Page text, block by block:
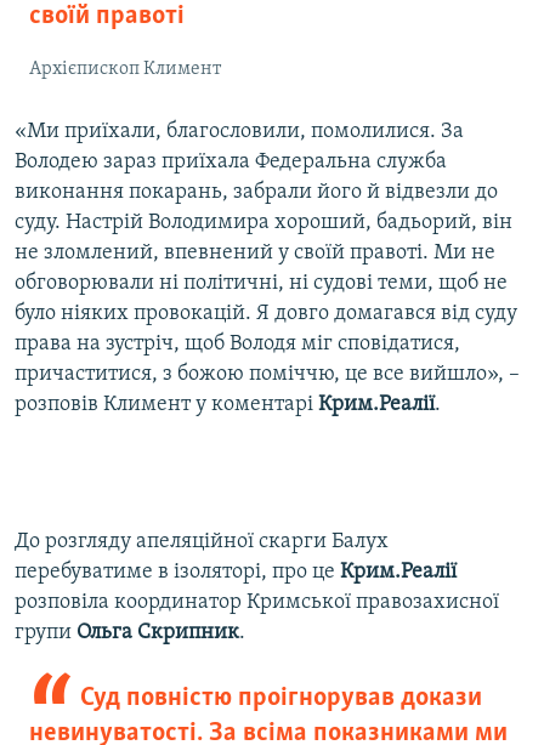
своїй правоті
Архієпископ Климент
«Ми приїхали, благословили, помолилися. За
Володею зараз приїхала Федеральна служба
виконання покарань, забрали його й відвезли до
суду. Настрій Володимира хороший, бадьорий, він
не зломлений, впевнений у своїй правоті. Ми не
обговорювали ні політичні, ні судові теми, щоб не
було ніяких провокацій. Я довго домагався від суду
права на зустріч, щоб Володя міг сповідатися,
причаститися, з божою поміччю, це все вийшло», –
розповів Климент у коментарі Крим.Реалії.
До розгляду апеляційної скарги Балух
перебуватиме в ізоляторі, про це Крим.Реалії
розповіла координатор Кримської правозахисної
групи Ольга Скрипник.
Суд повністю проігнорував докази
невинуватості. За всіма показниками ми